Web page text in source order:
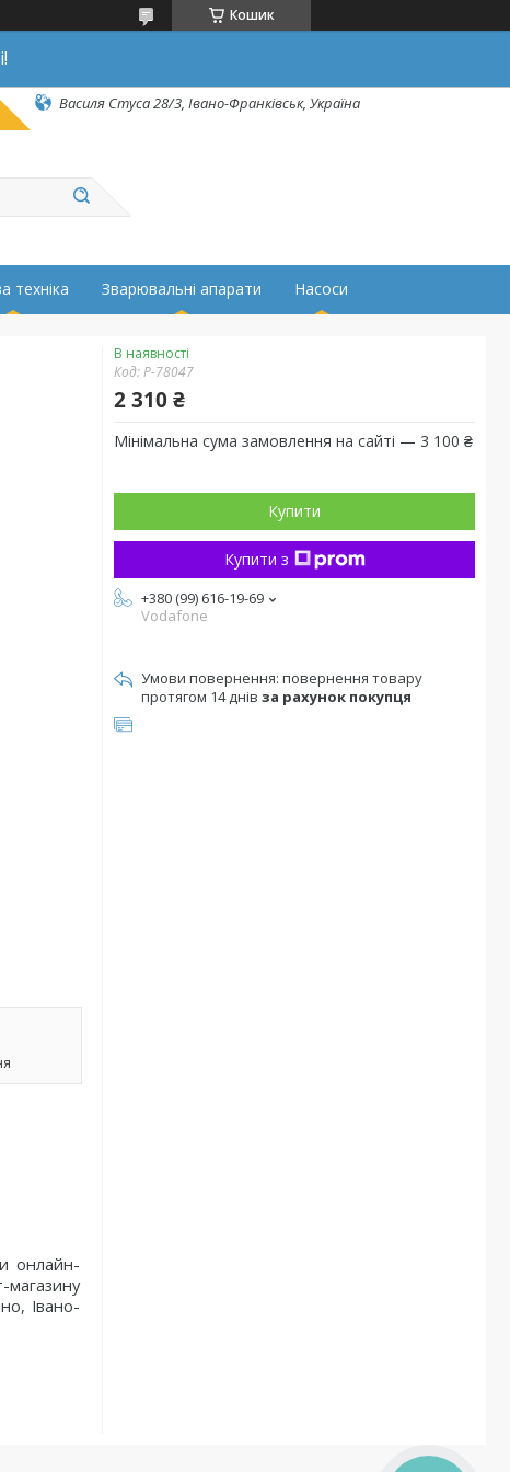
Кошик
Василя Стуса 28/3, Івано-Франківськ, Україна
техніка Зварювальні апарати Насоси
онлайн-
магазину
Івано-
В наявності
Код:P-78047
2 310 ₴
Мінімальна сума замовлення на сайті — 3 100 ₴
Купити
Купити з
+380 (99) 616-19-69
Vodafone
повернення товару
протягом 14 днів за рахунок покупця